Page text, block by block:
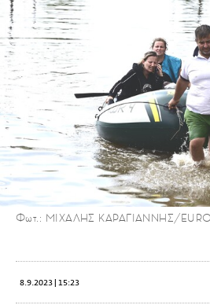
Φωτ.: ΜΙΧΑΛΗΣ ΚΑΡΑΓΙΑΝΝΗΣ/
8.9.2023 | 15:23